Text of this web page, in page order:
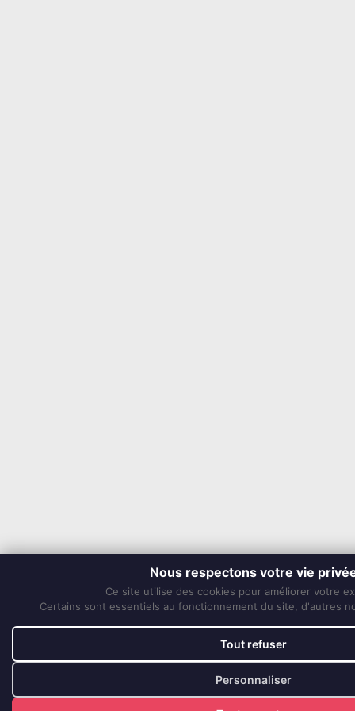
Nous respectons votre vie
Ce site utilise des cookies pour améliorer votre
Certains sont essentiels au fonctionnement du site, d'autres
Tout refuser
Personnaliser